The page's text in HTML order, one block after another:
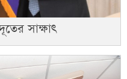
সাক্ষাৎ